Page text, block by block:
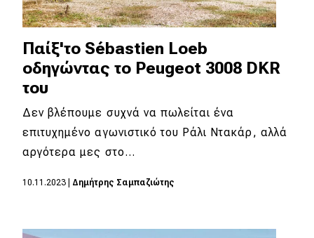
Παίξ'το Sébastien Loeb
οδηγώντας το Peugeot 3008 DKR
του
Δεν βλέπουμε συχνά να πωλείται ένα
επιτυχημένο αγωνιστικό του Ράλι Ντακάρ, αλλά
αργότερα μες στο…
10.11.2023 Δημήτρης Σαμπαζιώτης